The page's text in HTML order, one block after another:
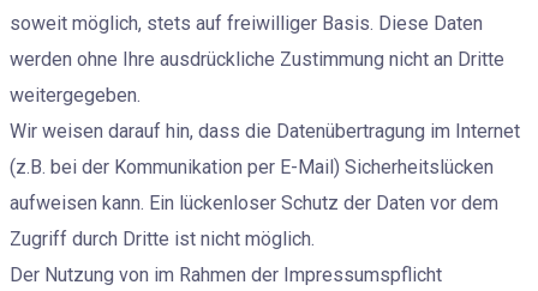
soweit möglich, stets auf freiwilliger Basis. Diese Daten
werden ohne Ihre ausdrückliche Zustimmung nicht an Dritte
weitergegeben.
Wir weisen darauf hin, dass die Datenübertragung im Internet
(z.B. bei der Kommunikation per E-Mail) Sicherheitslücken
aufweisen kann. Ein lückenloser Schutz der Daten vor dem
Zugriff durch Dritte ist nicht möglich.
Der Nutzung von im Rahmen der Impressumspflicht